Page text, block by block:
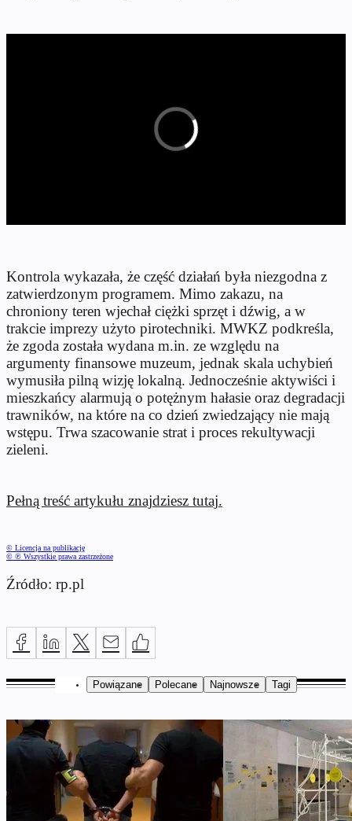
Kontrola wykazała, że część działań była niezgodna z
zatwierdzonym programem. Mimo zakazu, na
chroniony teren wjechał ciężki sprzęt i dźwig, a w
trakcie imprezy użyto pirotechniki. MWKZ podkreśla,
że zgoda została wydana m.in. ze względu na
argumenty finansowe muzeum, jednak skala uchybień
wymusiła pilną wizję lokalną. Jednocześnie aktywiści i
mieszkańcy alarmują o potężnym hałasie oraz degradacji
trawników, na które na co dzień zwiedzający nie mają
wstępu. Trwa szacowanie strat i proces rekultywacji
zieleni.
Pełną treść artykułu znajdziesz tutaj.
© Licencja na publikację
© ℗ Wszystkie prawa zastrzeżone
Źródło: rp.pl
Powiązane Polecane Najnowsze Tagi